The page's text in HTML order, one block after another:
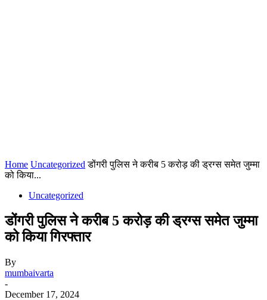
Home Uncategorized डोंगरी पुलिस ने करीब 5 करोड़ की ड्रग्स समेत जुम्मा
को किया...
Uncategorized
डोंगरी पुलिस ने करीब 5 करोड़ की ड्रग्स समेत जुम्मा
को किया गिरफ्तार
By
mumbaivarta
-
December 17, 2024